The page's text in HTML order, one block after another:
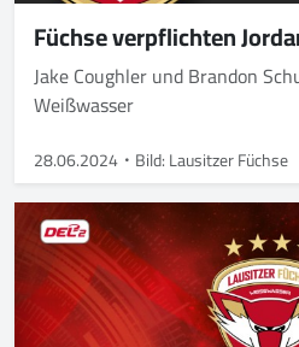
Füchse verpflichten
Jake Coughler und Brandon
Weißwasser
28.06.2024 Bild: Lausitzer Füchse